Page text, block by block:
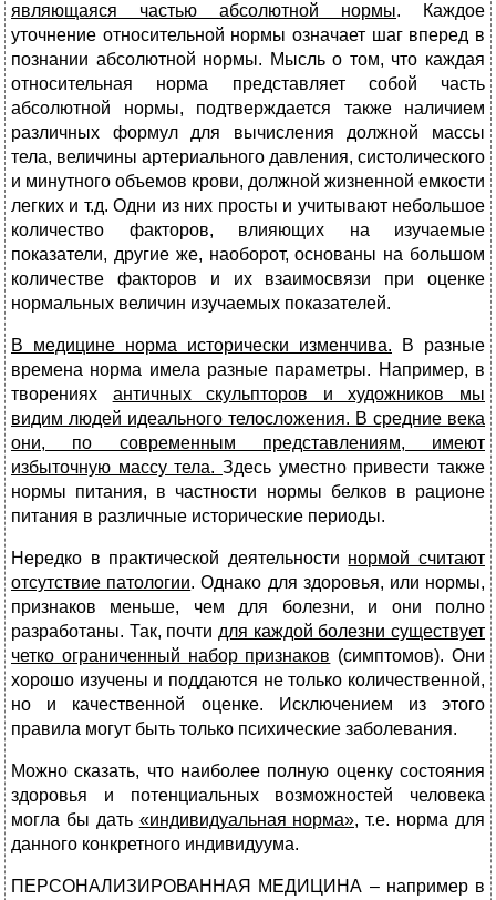
являющаяся частью абсолютной нормы. Каждое
уточнение относительной нормы означает шаг вперед в
познании абсолютной нормы. Мысль о том, что каждая
относительная норма представляет собой часть
абсолютной нормы, подтверждается также наличием
различных формул для вычисления должной массы
тела, величины артериального давления, систолического
и минутного объемов крови, должной жизненной емкости
легких и т.д. Одни из них просты и учитывают небольшое
количество факторов, влияющих на изучаемые
показатели, другие же, наоборот, основаны на большом
количестве факторов и их взаимосвязи при оценке
нормальных величин изучаемых показателей.
В медицине норма исторически изменчива. В разные
времена норма имела разные параметры. Например, в
творениях античных скульпторов и художников мы
видим людей идеального телосложения. В средние века
они, по современным представлениям, имеют
избыточную массу тела. Здесь уместно привести также
нормы питания, в частности нормы белков в рационе
питания в различные исторические периоды.
Нередко в практической деятельности нормой считают
отсутствие патологии. Однако для здоровья, или нормы,
признаков меньше, чем для болезни, и они полно
разработаны. Так, почти для каждой болезни существует
четко ограниченный набор признаков (симптомов). Они
хорошо изучены и поддаются не только количественной,
но и качественной оценке. Исключением из этого
правила могут быть только психические заболевания.
Можно сказать, что наиболее полную оценку состояния
здоровья и потенциальных возможностей человека
могла бы дать «индивидуальная норма», т.е. норма для
данного конкретного индивидуума.
ПЕРСОНАЛИЗИРОВАННАЯ МЕДИЦИНА – например в